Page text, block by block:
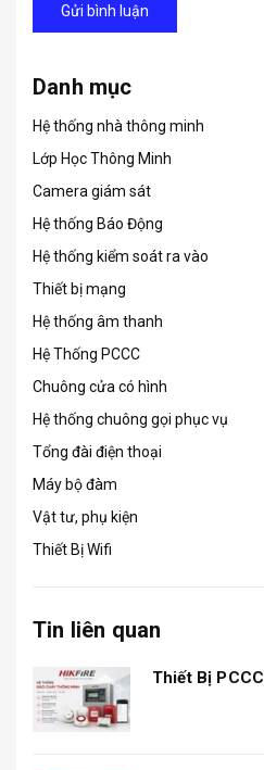
Gửi bình luận
Danh mục
Hệ thống nhà thông minh
Lớp Học Thông Minh
Camera giám sát
Hệ thống Báo Động
Hệ thống kiểm soát ra vào
Thiết bị mạng
Hệ thống âm thanh
Hệ Thống PCCC
Chuông cửa có hình
Hệ thống chuông gọi phục vụ
Tổng đài điện thoại
Máy bộ đàm
Vật tư, phụ kiện
Thiết Bị Wifi
Tin liên quan
Thiết Bị